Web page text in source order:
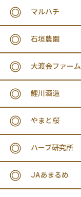
マルハチ
石垣農園
大渡会ファーム
鯉川酒造
やまと桜
ハーブ研究所
JAあまるめ